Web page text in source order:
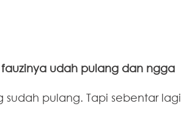
udah pulang dan ngga
pulang. Tapi sebentar lagi